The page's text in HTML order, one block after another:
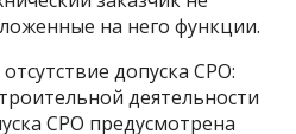
на него функции.
допуска СРО:
деятельности
СРО предусмотрена